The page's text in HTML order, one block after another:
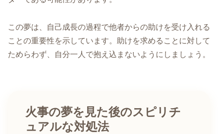
この夢は、自己成長の過程で他者からの助けを受け入れる
ことの重要性を示しています。助けを求めることに対して
ためらわず、自分一人で抱え込まないようにしましょう。
火事の夢を見た後のスピリチ
ュアルな対処法